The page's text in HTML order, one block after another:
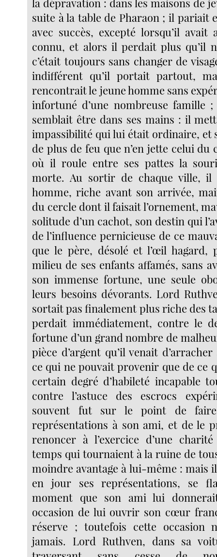
la dépravation : dans les maisons de
suite à la table de Pharaon ; il pariait
avec succès, excepté lorsqu’il avait
connu, et alors il perdait plus qu’il
c’était toujours sans changer de
indifférent qu’il portait partout,
rencontrait le jeune homme sans
infortuné d’une nombreuse famille
semblait être dans ses mains : il
impassibilité qui lui était ordinaire, et
de plus de feu que n’en jette celui du
où il roule entre ses pattes la
morte. Au sortir de chaque ville, il
homme, riche avant son arrivée,
du cercle dont il faisait l’ornement,
solitude d’un cachot, son destin qui
de l’influence pernicieuse de ce
que le père, désolé et l’œil hagard,
milieu de ses enfants affamés, sans
son immense fortune, une seule
leurs besoins dévorants. Lord
sortait pas finalement plus riche des
perdait immédiatement, contre le
fortune d’un grand nombre de
pièce d’argent qu’il venait
ce qui ne pouvait provenir que de ce
certain degré d’habileté incapable
contre l’astuce des escrocs
souvent fut sur le point de faire
représentations à son ami, et de le
renoncer à l’exercice d’une
temps qui tournaient à la ruine de
moindre avantage à lui-même : mais
en jour ses représentations, se
moment que son ami lui
occasion de lui ouvrir son cœur
réserve ; toutefois cette occasion
jamais. Lord Ruthven, dans sa